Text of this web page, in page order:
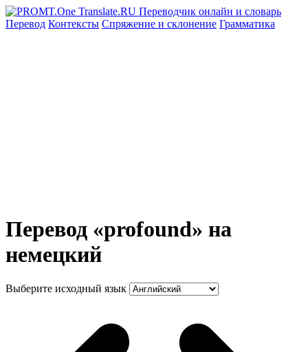
Перевод Контексты Спряжение и склонение Грамматика
Перевод «profound» на
немецкий
Выберите исходный язык